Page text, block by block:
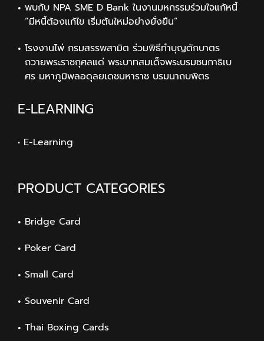
พบกับ NPA SME D Bank ในงานมหกรรมร่วมใจแก้หนี้
“มีหนี้ต้องแก้ไข เริ่มต้นใหม่อย่างยั่งยืน”
โรงงานไพ่ กรมสรรพสามิต ร่วมพิธีทำบุญตักบาตร
ถวายพระราชกุศลแด่ พระบาทสมเด็จพระบรมชนกาธิเบ
ศร มหาภูมิพลอดุลยเดชมหาราช บรมนาถบพิตร
E-LEARNING
• E-Learning
PRODUCT CATEGORIES
Bridge Card
Poker Card
Small Card
Souvenir Card
Thai Boxing Cards